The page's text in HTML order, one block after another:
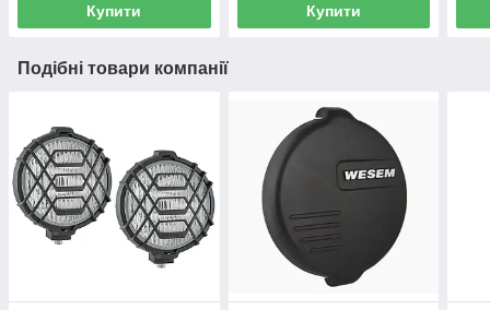
Купити Купити
Подібні товари компанії